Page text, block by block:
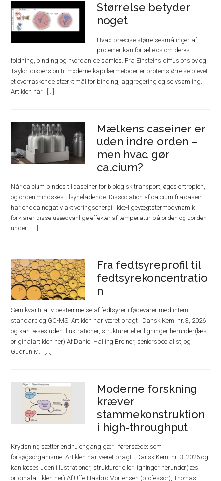
Størrelse betyder
noget
Hvad præcise størrelsesmålinger af
proteiner kan fortælle os om deres
foldning, binding og hvordan de samles. Fra Einsteins diffusionslov og
Taylor-dispersion til moderne kapillærmetoder er proteinstørrelse blevet
et overraskende stærkt mål for binding, aggregering og selvsamling.
Artiklen har
Mælkens caseiner er
uden indre orden –
men hvad gør
calcium?
Når calcium bindes til caseiner for biologisk transport, øges entropien,
og orden mindskes tilsyneladende. Dissociation af calcium fra casein
har endda negativ aktiveringsenergi. Ikke-ligevægtstermodynamik
forklarer disse usædvanlige effekter af temperatur på orden og uorden
under
Fra fedtsyreprofil til
fedtsyrekoncentratio
n
Semikvantitativ bestemmelse af fedtsyrer i fødevarer med intern
standard og GC-MS. Artiklen har været bragt i Dansk Kemi nr. 3, 2026
og kan læses uden illustrationer, strukturer eller ligninger herunder(læs
originalartiklen her) Af Daniel Halling Breiner, seniorspecialist, og
Gudrun M.
Moderne forskning
kræver
stammekonstruktion
i high-throughput
Krydsning sætter endnu engang gær i førersædet som
forsøgsorganisme. Artiklen har været bragt i Dansk Kemi nr. 3, 2026 og
kan læses uden illustrationer, strukturer eller ligninger herunder(læs
originalartiklen her) Af Uffe Hasbro Mortensen (professor), Thomas